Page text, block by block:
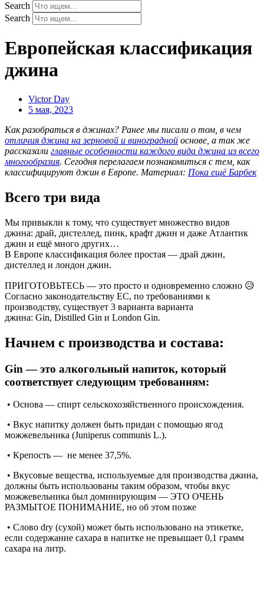
Search
Search
Европейская классификация
джина
Victor Day
5 мая, 2023
Как разобраться в джинах? Ранее мы писали о том, в чем
отличия джина на зерновой и виноградной основе, а так же
рассказали главные особенности каждого вида джина из всего
многообразия. Сегодня перелагаем познакомиться с тем, как
классифицируют джин в Европе. Материал: Пока ещё Барбек
Всего три вида
Мы привыкли к тому, что существует множество видов
джина: драй, дистеллед, пинк, крафт джин и даже Атлантик
джин и ещё много других…
В Европе классификация более простая — драй джин,
дистеллед и лондон джин.
ПРИГОТОВЬТЕСЬ — это просто и одновременно сложно 😥
Согласно законодательству ЕС, по требованиями к
производству, существует 3 варианта варианта
джина: Gin, Distilled Gin и London Gin.
Начнем с производства и состава:
Gin — это алкогольный напиток, который
соответствует следующим требованиям:
• Основа — спирт сельскохозяйственного происхождения.
• Вкус напитку должен быть придан с помощью ягод
можжевельника (Juniperus communis L.).
• Крепость — не менее 37,5%.
• Вкусовые вещества, используемые для производства джина,
должны быть использованы таким образом, чтобы вкус
можжевельника был доминирующим — ЭТО ОЧЕНЬ
РАЗМЫТОЕ ПОНИМАНИЕ, но об этом позже
• Слово dry (сухой) может быть использовано на этикетке,
если содержание сахара в напитке не превышает 0,1 грамм
сахара на литр.